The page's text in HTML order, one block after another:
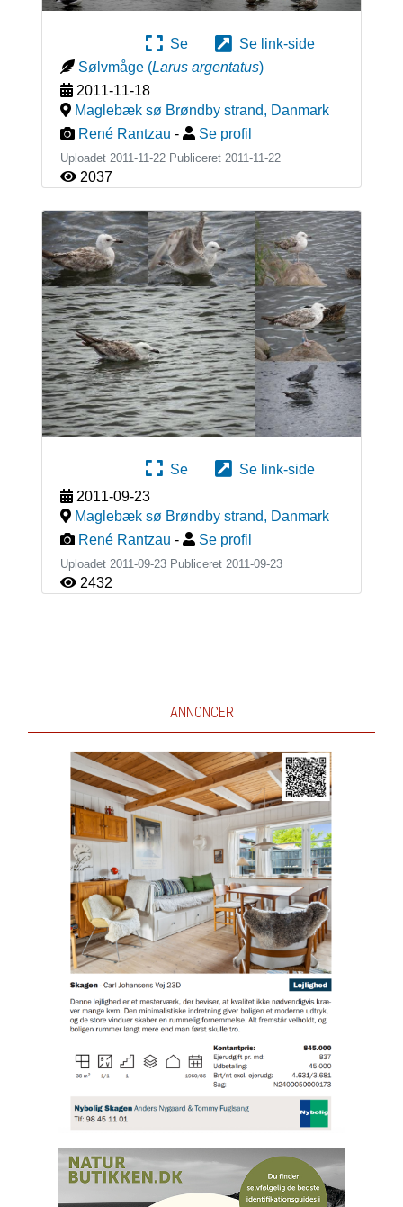
Se
Se link-side
Sølvmåge (Larus argentatus)
2011-11-18
Maglebæk sø Brøndby strand, Danmark
René Rantzau - Se profil
Uploadet 2011-11-22 Publiceret 2011-11-22
2037
Se
Se link-side
2011-09-23
Maglebæk sø Brøndby strand, Danmark
René Rantzau - Se profil
Uploadet 2011-09-23 Publiceret 2011-09-23
2432
ANNONCER